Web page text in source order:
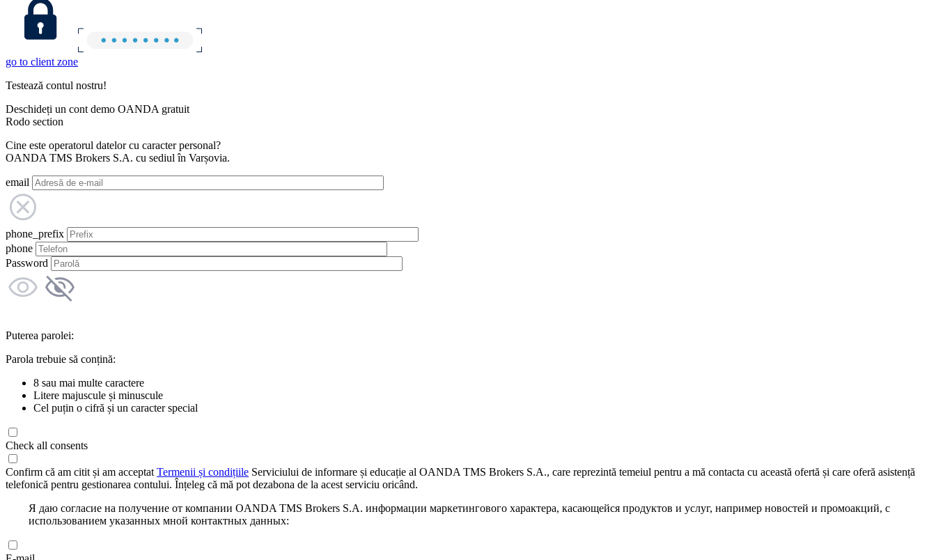
go to client zone
Testează contul nostru!
Deschideți un cont demo OANDA gratuit
Rodo section
Cine este operatorul datelor cu caracter personal?
OANDA TMS Brokers S.A. cu sediul în Varșovia.
email
phone_prefix
phone
Password
Puterea parolei:
Parola trebuie să conțină:
8 sau mai multe caractere
Litere majuscule și minuscule
Cel puțin o cifră și un caracter special
Check all consents
Confirm că am citit și am acceptat Termenii și condițiile Serviciului de informare și educație al OANDA TMS Brokers S.A., care reprezintă temeiul pentru a mă contacta cu această ofertă și care oferă asistență
telefonică pentru gestionarea contului. Înțeleg că mă pot dezabona de la acest serviciu oricând.
Я даю согласие на получение от компании OANDA TMS Brokers S.A. информации маркетингового характера, касающейся продуктов и услуг, например новостей и промоакций, с
использованием указанных мной контактных данных: